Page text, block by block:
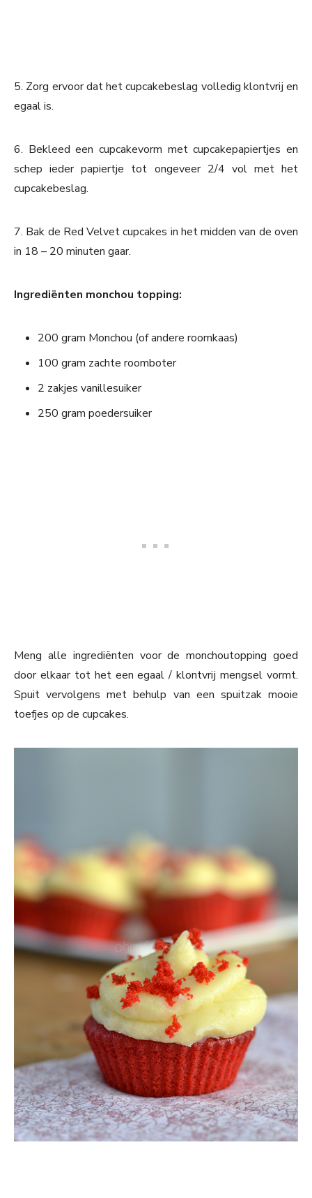
5. Zorg ervoor dat het cupcakebeslag volledig klontvrij en
egaal is.
6. Bekleed een cupcakevorm met cupcakepapiertjes en
schep ieder papiertje tot ongeveer 2/4 vol met het
cupcakebeslag.
7. Bak de Red Velvet cupcakes in het midden van de oven
in 18 – 20 minuten gaar.
Ingrediënten monchou topping:
200 gram Monchou (of andere roomkaas)
100 gram zachte roomboter
2 zakjes vanillesuiker
250 gram poedersuiker
Meng alle ingrediënten voor de monchoutopping goed
door elkaar tot het een egaal / klontvrij mengsel vormt.
Spuit vervolgens met behulp van een spuitzak mooie
toefjes op de cupcakes.